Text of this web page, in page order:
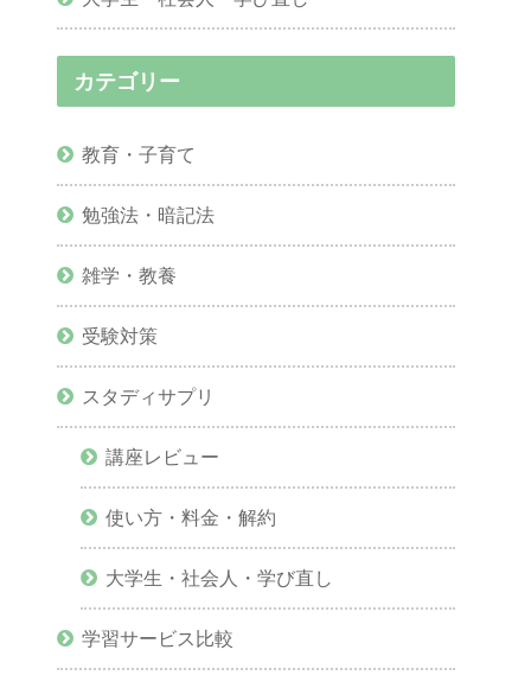
カテゴリー
教育・子育て
勉強法・暗記法
雑学・教養
受験対策
スタディサプリ
講座レビュー
使い方・料金・解約
大学生・社会人・学び直し
学習サービス比較